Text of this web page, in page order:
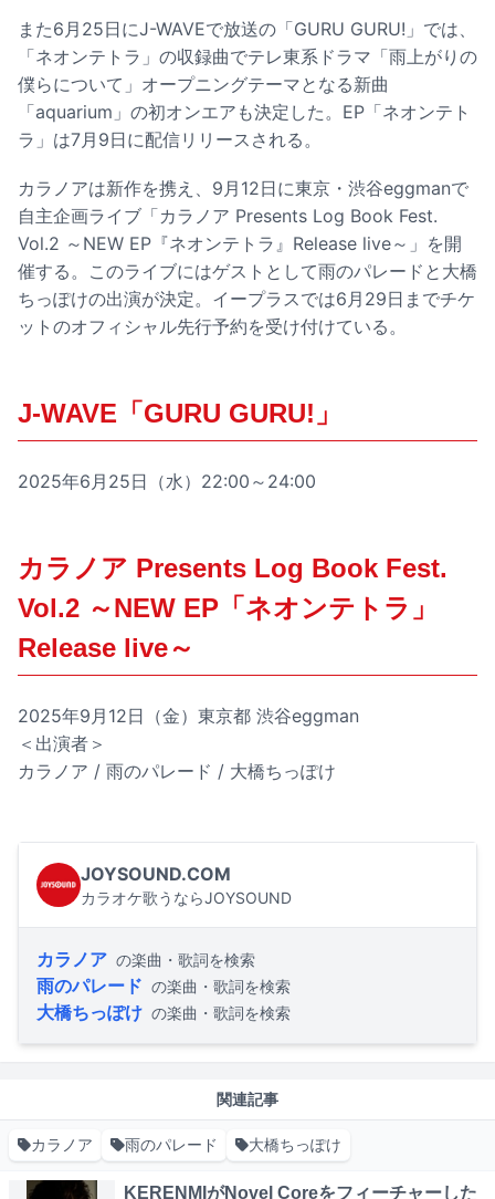
また6月25日にJ-WAVEで放送の「GURU GURU!」では、
「ネオンテトラ」の収録曲でテレ東系ドラマ「雨上がりの
僕らについて」オープニングテーマとなる新曲
「aquarium」の初オンエアも決定した。EP「ネオンテト
ラ」は7月9日に配信リリースされる。
カラノアは新作を携え、9月12日に東京・渋谷eggmanで
自主企画ライブ「カラノア Presents Log Book Fest.
Vol.2 ～NEW EP『ネオンテトラ』Release live～」を開
催する。このライブにはゲストとして雨のパレードと大橋
ちっぽけの出演が決定。イープラスでは6月29日までチケ
ットのオフィシャル先行予約を受け付けている。
J-WAVE「GURU GURU!」
2025年6月25日（水）22:00～24:00
カラノア Presents Log Book Fest.
Vol.2 ～NEW EP「ネオンテトラ」
Release live～
2025年9月12日（金）東京都 渋谷eggman
＜出演者＞
カラノア / 雨のパレード / 大橋ちっぽけ
JOYSOUND.COM
カラオケ歌うならJOYSOUND
カラノア の楽曲・歌詞を検索
雨のパレード の楽曲・歌詞を検索
大橋ちっぽけ の楽曲・歌詞を検索
関連記事
カラノア 雨のパレード 大橋ちっぽけ
KERENMIがNovel Coreをフィーチャーした